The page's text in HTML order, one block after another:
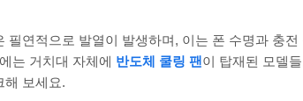
필연적으로 발열이 발생하며, 이는 폰 수명과 충전
는 거치대 자체에 반도체 쿨링 팬이 탑재된 모델
해 보세요.